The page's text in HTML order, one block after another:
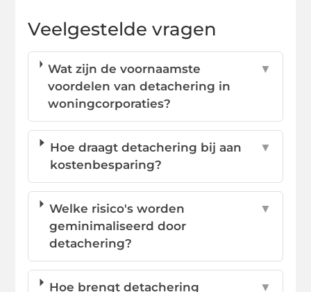
Veelgestelde vragen
Wat zijn de voornaamste
voordelen van detachering in
woningcorporaties?
▼
Hoe draagt detachering bij aan
kostenbesparing?
▼
Welke risico's worden
geminimaliseerd door
detachering?
▼
Hoe brengt detachering ▼